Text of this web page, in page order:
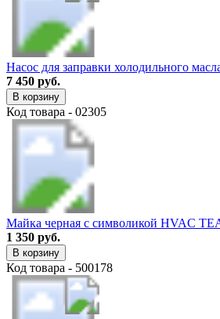
Насос для заправки холодильного
7 450 руб.
В корзину
Код товара - 02305
Майка черная с символикой HVAC
1 350 руб.
В корзину
Код товара - 500178